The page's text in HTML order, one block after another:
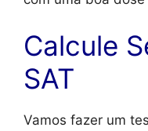
Calcule
SAT
Vamos fazer um